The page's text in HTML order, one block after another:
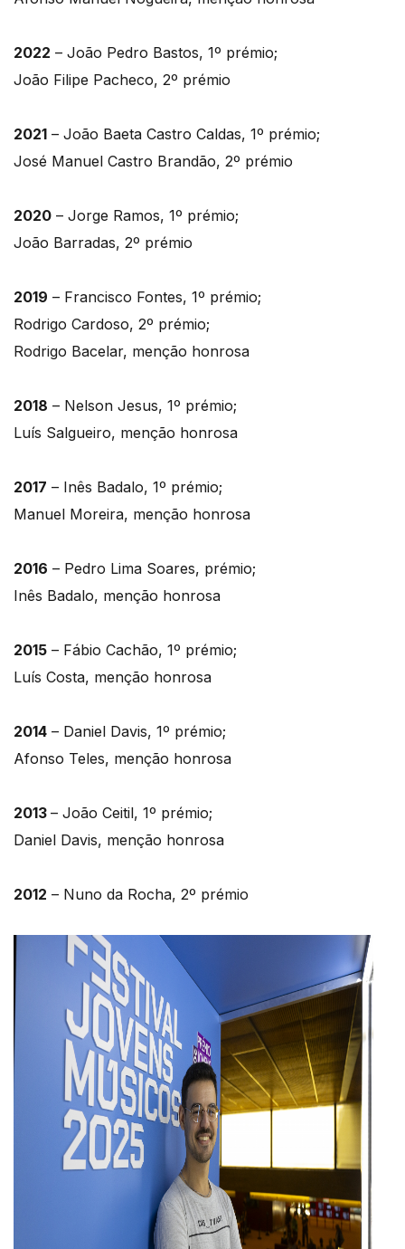
2022 – João Pedro Bastos, 1º prémio;
João Filipe Pacheco, 2º prémio
2021 – João Baeta Castro Caldas, 1º prémio;
José Manuel Castro Brandão, 2º prémio
2020 – Jorge Ramos, 1º prémio;
João Barradas, 2º prémio
2019 – Francisco Fontes, 1º prémio;
Rodrigo Cardoso, 2º prémio;
Rodrigo Bacelar, menção honrosa
2018 – Nelson Jesus, 1º prémio;
Luís Salgueiro, menção honrosa
2017 – Inês Badalo, 1º prémio;
Manuel Moreira, menção honrosa
2016 – Pedro Lima Soares, prémio;
Inês Badalo, menção honrosa
2015 – Fábio Cachão, 1º prémio;
Luís Costa, menção honrosa
2014 – Daniel Davis, 1º prémio;
Afonso Teles, menção honrosa
2013 – João Ceitil, 1º prémio;
Daniel Davis, menção honrosa
2012 – Nuno da Rocha, 2º prémio